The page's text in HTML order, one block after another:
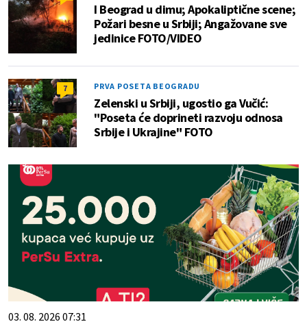
I Beograd u dimu; Apokaliptične scene;
Požari besne u Srbiji; Angažovane sve
jedinice FOTO/VIDEO
7 PRVA POSETA BEOGRADU
Zelenski u Srbiji, ugostio ga Vučić:
"Poseta će doprineti razvoju odnosa
Srbije i Ukrajine" FOTO
03. 08. 2026 07:31